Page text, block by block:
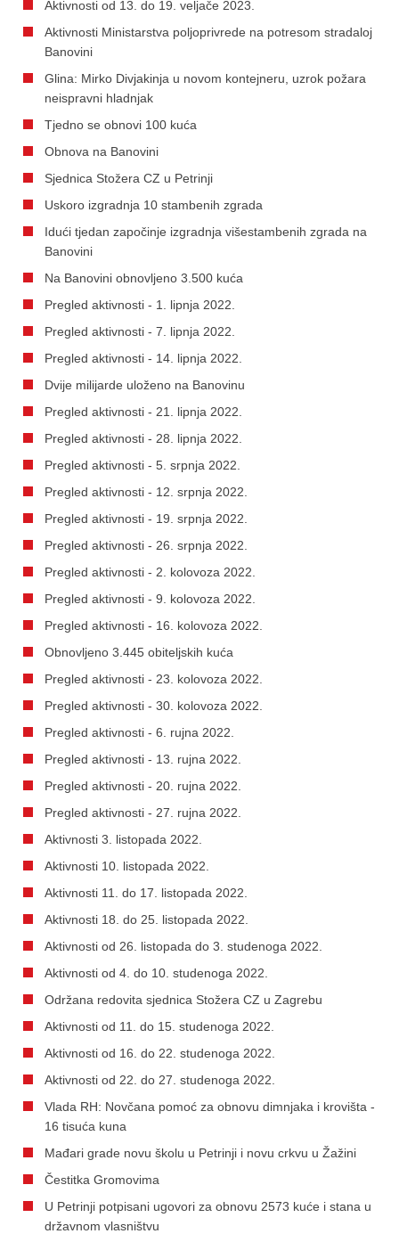
Aktivnosti od 13. do 19. veljače 2023.
Aktivnosti Ministarstva poljoprivrede na potresom stradaloj
Banovini
Glina: Mirko Divjakinja u novom kontejneru, uzrok požara
neispravni hladnjak
Tjedno se obnovi 100 kuća
Obnova na Banovini
Sjednica Stožera CZ u Petrinji
Uskoro izgradnja 10 stambenih zgrada
Idući tjedan započinje izgradnja višestambenih zgrada na
Banovini
Na Banovini obnovljeno 3.500 kuća
Pregled aktivnosti - 1. lipnja 2022.
Pregled aktivnosti - 7. lipnja 2022.
Pregled aktivnosti - 14. lipnja 2022.
Dvije milijarde uloženo na Banovinu
Pregled aktivnosti - 21. lipnja 2022.
Pregled aktivnosti - 28. lipnja 2022.
Pregled aktivnosti - 5. srpnja 2022.
Pregled aktivnosti - 12. srpnja 2022.
Pregled aktivnosti - 19. srpnja 2022.
Pregled aktivnosti - 26. srpnja 2022.
Pregled aktivnosti - 2. kolovoza 2022.
Pregled aktivnosti - 9. kolovoza 2022.
Pregled aktivnosti - 16. kolovoza 2022.
Obnovljeno 3.445 obiteljskih kuća
Pregled aktivnosti - 23. kolovoza 2022.
Pregled aktivnosti - 30. kolovoza 2022.
Pregled aktivnosti - 6. rujna 2022.
Pregled aktivnosti - 13. rujna 2022.
Pregled aktivnosti - 20. rujna 2022.
Pregled aktivnosti - 27. rujna 2022.
Aktivnosti 3. listopada 2022.
Aktivnosti 10. listopada 2022.
Aktivnosti 11. do 17. listopada 2022.
Aktivnosti 18. do 25. listopada 2022.
Aktivnosti od 26. listopada do 3. studenoga 2022.
Aktivnosti od 4. do 10. studenoga 2022.
Održana redovita sjednica Stožera CZ u Zagrebu
Aktivnosti od 11. do 15. studenoga 2022.
Aktivnosti od 16. do 22. studenoga 2022.
Aktivnosti od 22. do 27. studenoga 2022.
Vlada RH: Novčana pomoć za obnovu dimnjaka i krovišta -
16 tisuća kuna
Mađari grade novu školu u Petrinji i novu crkvu u Žažini
Čestitka Gromovima
U Petrinji potpisani ugovori za obnovu 2573 kuće i stana u
državnom vlasništvu